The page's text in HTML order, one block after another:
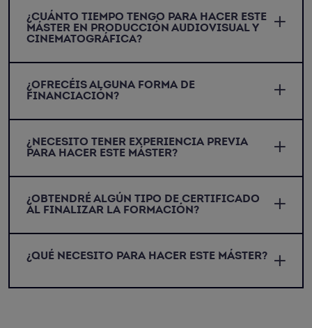
¿CUÁNTO TIEMPO TENGO PARA HACER ESTE
MÁSTER EN PRODUCCIÓN AUDIOVISUAL Y
CINEMATOGRÁFICA?
¿OFRECÉIS ALGUNA FORMA DE
FINANCIACIÓN?
¿NECESITO TENER EXPERIENCIA PREVIA
PARA HACER ESTE MÁSTER?
¿OBTENDRÉ ALGÚN TIPO DE CERTIFICADO
AL FINALIZAR LA FORMACIÓN?
¿QUÉ NECESITO PARA HACER ESTE MÁSTER?